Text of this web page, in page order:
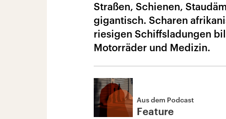
Straßen, Schienen,
gigantisch. Scharen
riesigen Schiffsladungen
Motorräder und Medizin.
Aus dem Podcast
Feature